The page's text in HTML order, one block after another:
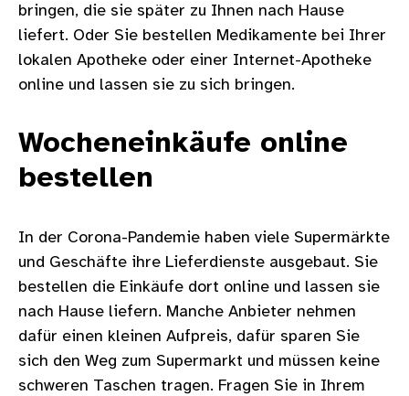
bringen, die sie später zu Ihnen nach Hause
liefert. Oder Sie bestellen Medikamente bei Ihrer
lokalen Apotheke oder einer Internet-Apotheke
online und lassen sie zu sich bringen.
Wocheneinkäufe online
bestellen
In der Corona-Pandemie haben viele Supermärkte
und Geschäfte ihre Lieferdienste ausgebaut. Sie
bestellen die Einkäufe dort online und lassen sie
nach Hause liefern. Manche Anbieter nehmen
dafür einen kleinen Aufpreis, dafür sparen Sie
sich den Weg zum Supermarkt und müssen keine
schweren Taschen tragen. Fragen Sie in Ihrem